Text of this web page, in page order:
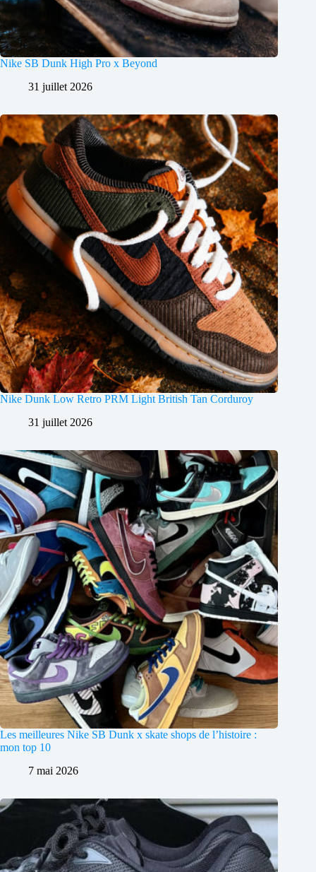
Nike SB Dunk High Pro x Beyond
31 juillet 2026
Nike Dunk Low Retro PRM Light British Tan Corduroy
31 juillet 2026
Les meilleures Nike SB Dunk x skate shops de l’histoire :
mon top 10
7 mai 2026